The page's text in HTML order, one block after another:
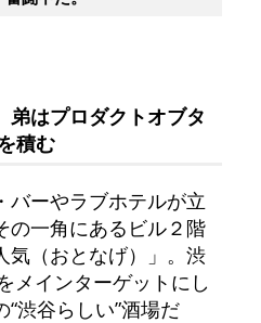
弟はプロダクトオブタ
積む
バーやラブホテルが立
の一角にあるビル２階
気（おとなげ）」。渋
メインターゲットにし
渋谷らしい”酒場だ